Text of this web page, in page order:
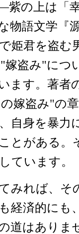
の上は「
物語文学『
姫君を盗む
嫁盗み"につ
ます。著者
嫁盗み"の
自身を暴力
とがある。
ています。
みれば、そ
経済的にも
道はありま